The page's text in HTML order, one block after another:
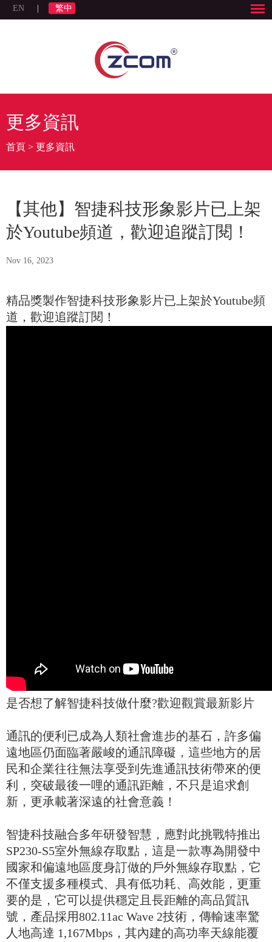
EN 繁中
更多資訊
首頁 > 更多資訊
【其他】智捷科技形象影片已上架
於Youtube頻道，歡迎追蹤訂閱！
Nov 16, 2023
精品獎製作智捷科技形象影片已上架於Youtube頻
道，歡迎追蹤訂閱！
是否想了解智捷科技做什麼?歡迎觀賞最新影片
通訊的便利已成為人類社會進步的基石，許多偏
遠地區仍面臨著嚴峻的通訊障礙，這些地方的居
民和企業往往無法享受到先進通訊技術帶來的便
利，突破最後一哩的通訊距離，不只是追求創
新，更承載著深遠的社會意義！
智捷科技融合多年研發智慧，應對此挑戰特推出
SP230-S5室外無線存取點，這是一款專為開發中
國家和偏遠地區度身訂做的戶外無線存取點，它
不僅支援多種模式、具有低功耗、高效能，更重
要的是，它可以提供穩定且長距離的高品質訊
號，產品採用802.11ac Wave 2技術，傳輸速率驚
人地高達 1,167Mbps，其內建的高功率天線能覆